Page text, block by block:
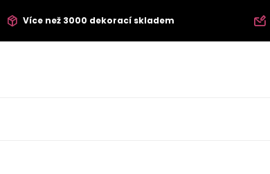
Více než 3000 dekorací skladem